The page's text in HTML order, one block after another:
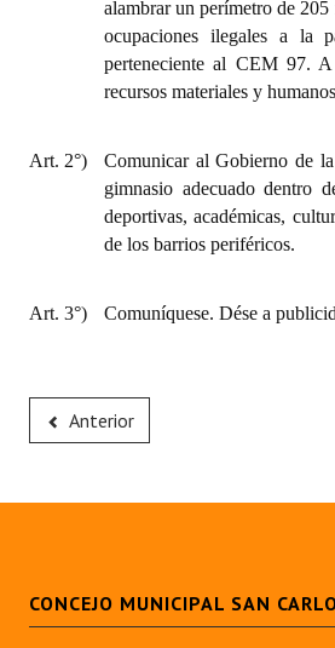
alambrar un perímetro de
ocupaciones ilegales a la
perteneciente al CEM 97.
recursos materiales y
Art. 2°)
Comunicar al Gobierno de
gimnasio adecuado dentro
deportivas, académicas,
de los barrios periféricos.
Art. 3°) Comuníquese. Dése a
Anterior
CONCEJO MUNICIPAL SAN